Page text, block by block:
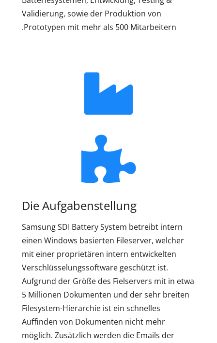
Validierung, sowie der Produktion von
Prototypen mit mehr als 500 Mitarbeitern.
Die Aufgabenstellung
Samsung SDI Battery System betreibt intern
einen Windows basierten Fileserver, welcher
mit einer proprietären intern entwickelten
Verschlüsselungssoftware geschützt ist.
Aufgrund der Größe des Fielservers mit in etwa
5 Millionen Dokumenten und der sehr breiten
Filesystem-Hierarchie ist ein schnelles
Auffinden von Dokumenten nicht mehr
möglich. Zusätzlich werden die Emails der